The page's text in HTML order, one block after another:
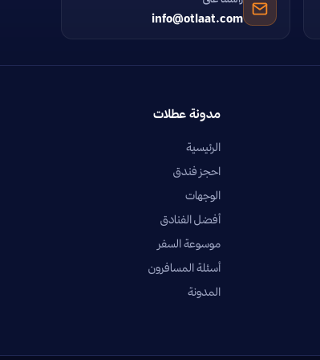
info@otlaat.com
مدونة عطلات
الرئيسية
احجز فندق
الوجهات
أفضل الفنادق
موسوعة السفر
أسئلة المسافرون
المدونة